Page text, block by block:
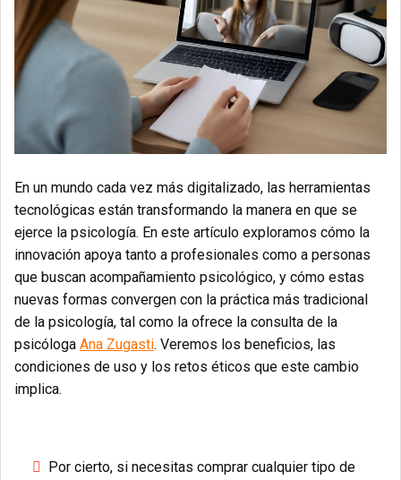
En un mundo cada vez más digitalizado, las herramientas
tecnológicas están transformando la manera en que se
ejerce la psicología. En este artículo exploramos cómo la
innovación apoya tanto a profesionales como a personas
que buscan acompañamiento psicológico, y cómo estas
nuevas formas convergen con la práctica más tradicional
de la psicología, tal como la ofrece la consulta de la
psicóloga Ana Zugasti. Veremos los beneficios, las
condiciones de uso y los retos éticos que este cambio
implica.
Por cierto, si necesitas comprar cualquier tipo de